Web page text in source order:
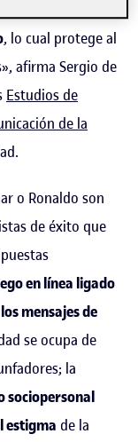
, lo cual protege al
afirma Sergio de
Estudios de
de la
o Ronaldo son
de éxito que
en línea ligado
mensajes de
se ocupa de
la
sociopersonal
estigma de la